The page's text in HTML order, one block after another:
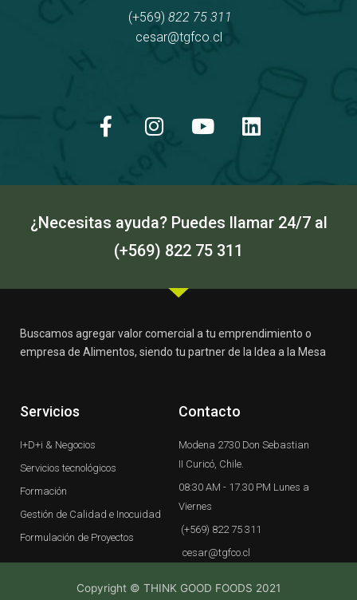
(+569) 822 75 311
cesar@tgfco.cl
c
e
o
k
s
t
g
a
m
u
t
b
n
k
d
n
¿Necesitas ayuda? Puedes llamar 24/7 al
(+569) 822 75 311
Buscamos agregar valor comercial a tu emprendimiento o
empresa de Alimentos, siendo tu partner de la Idea a la Mesa
Servicios
I+D+i & Negocios
Servicios tecnológicos
Formación
Gestión de Calidad e Inocuidad
Formulación de Proyectos
Contacto
Modena 2730 Don Sebastian
II Curicó, Chile.
08:30 AM - 17.30 PM Lunes a
Viernes
(+569) 822 75 311
cesar@tgfco.cl
Copyright © THINK GOOD FOODS 2021